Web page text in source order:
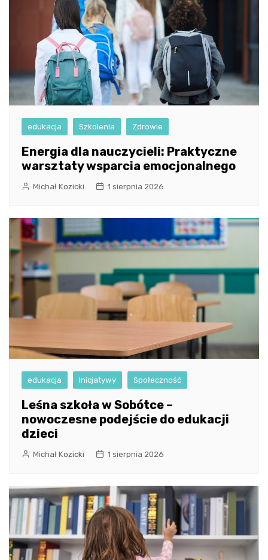
edukacja Szkolenia Zdrowie
Energia dla nauczycieli: Praktyczne
warsztaty wsparcia emocjonalnego
Michał Kozicki 1 sierpnia 2026
edukacja Inicjatywy Społeczność
Leśna szkoła w Sobótce –
nowoczesne podejście do edukacji
dzieci
Michał Kozicki 1 sierpnia 2026